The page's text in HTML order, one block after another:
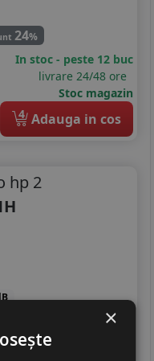
24%
In stoc - peste 12 buc
livrare 24/48 ore
Stoc magazin
4 Adauga in cos
hp 2
%
×